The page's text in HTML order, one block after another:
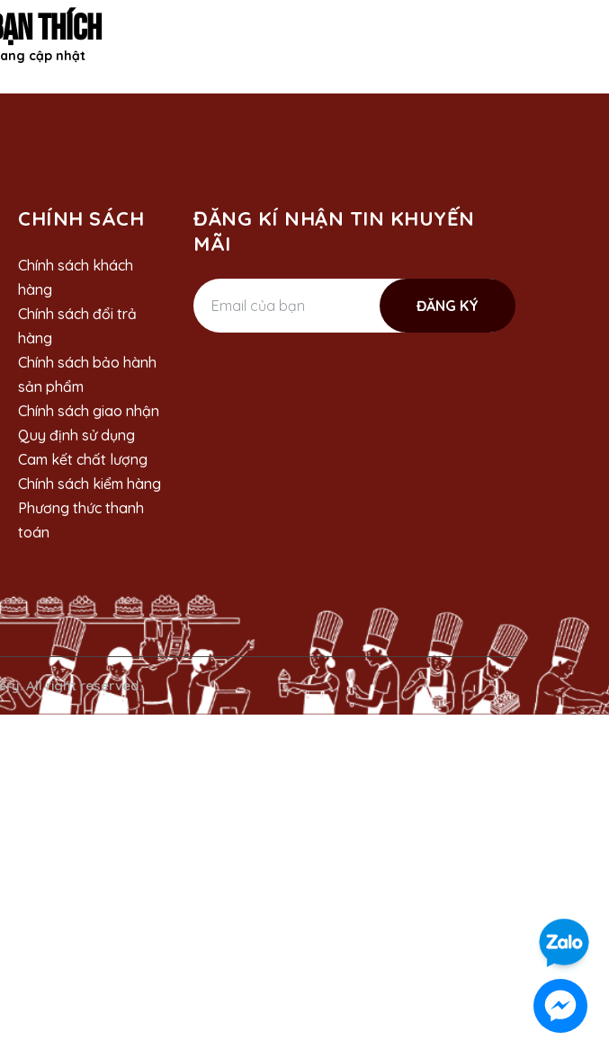
THÍCH
cập nhật
CHÍNH SÁCH
Chính sách khách
hàng
Chính sách đổi trả
hàng
Chính sách bảo hành
sản phẩm
Chính sách giao nhận
Quy định sử dụng
Cam kết chất lượng
Chính sách kiểm hàng
Phương thức thanh
toán
ĐĂNG KÍ NHẬN TIN KHUYẾN
MÃI
ĐĂNG KÝ
All right reserved.